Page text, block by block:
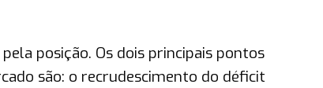
posição. Os dois principais pontos
são: o recrudescimento do déficit